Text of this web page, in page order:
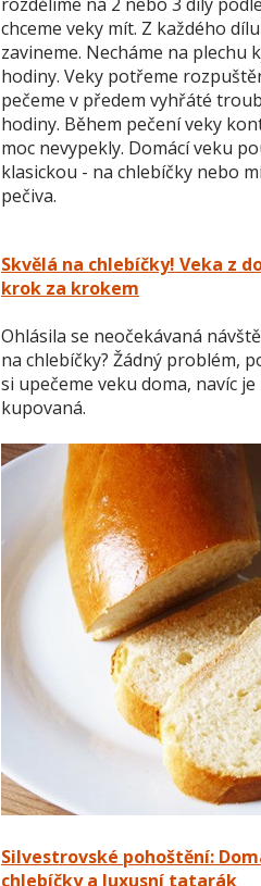
chceme veky mít. Z každého
zavineme. Necháme na plechu
hodiny. Veky potřeme
pečeme v předem vyhřáté
hodiny. Během pečení veky
moc nevypekly. Domácí veku
klasickou - na chlebíčky nebo
pečiva.
Skvělá na chlebíčky! Veka z
krok za krokem
Ohlásila se neočekávaná
na chlebíčky? Žádný problém,
si upečeme veku doma, navíc
kupovaná.
Silvestrovské pohoštění:
chlebíčky a luxusní tatarák